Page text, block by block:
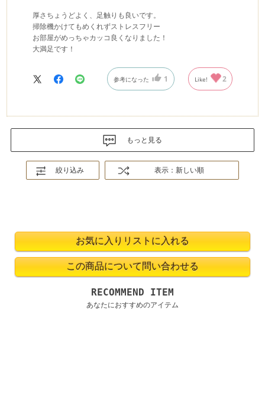
厚さちょうどよく、足触りも良いです。
掃除機かけてもめくれずストレスフリー
お部屋がめっちゃカッコ良くなりました！
大満足です！
参考になった 1 Like! 2
もっと見る
絞り込み 表示：新しい順
RECOMMEND ITEM
あなたにおすすめのアイテム